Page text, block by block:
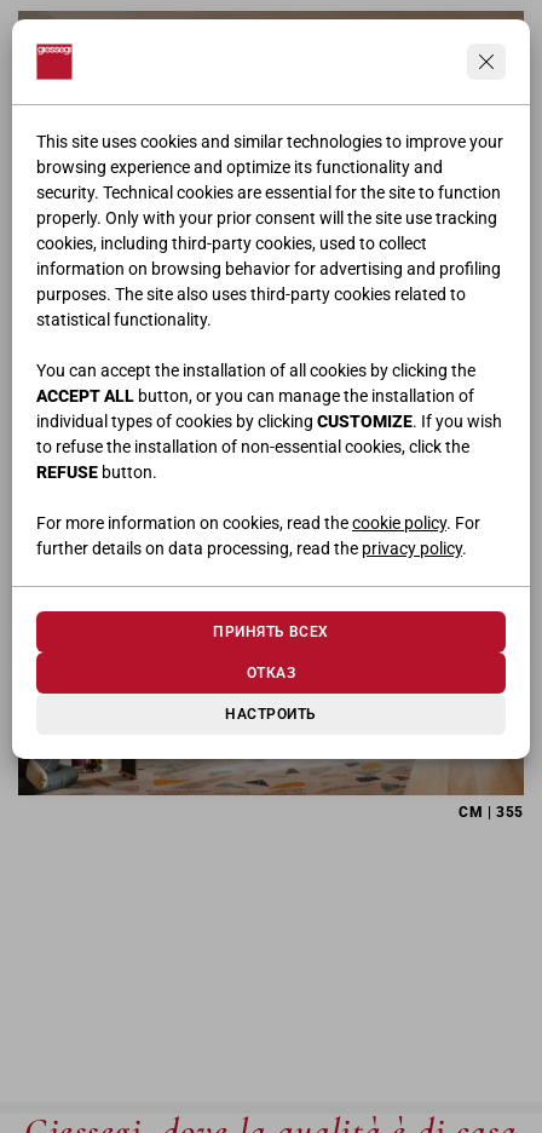
This site uses cookies and similar technologies to improve your
browsing experience and optimize its functionality and
security. Technical cookies are essential for the site to function
properly. Only with your prior consent will the site use tracking
cookies, including third-party cookies, used to collect
information on browsing behavior for advertising and profiling
purposes. The site also uses third-party cookies related to
statistical functionality.
You can accept the installation of all cookies by clicking the
ACCEPT ALL button, or you can manage the installation of
individual types of cookies by clicking CUSTOMIZE. If you wish
to refuse the installation of non-essential cookies, click the
REFUSE button.
For more information on cookies, read thecookie policy. For
further details on data processing, read the privacy policy.
НАСТРОИТЬ
ОТКАЗ
ПРИНЯТЬ ВСЕХ
CM | 341
CM | 355